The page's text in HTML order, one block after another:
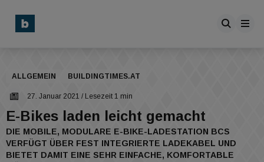
ALLGEMEIN BUILDINGTIMES.AT
27. Januar 2021 / Lesezeit 1 min
E-Bikes laden leicht gemacht
DIE MOBILE, MODULARE E-BIKE-LADESTATION BCS
VERFÜGT ÜBER FEST INTEGRIERTE LADEKABEL UND
BIETET DAMIT EINE SEHR EINFACHE, KOMFORTABLE